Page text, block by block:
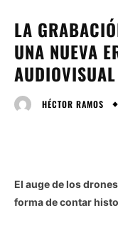
LA
UNA NUEVA
HÉCTOR RAMOS
El auge de los
forma de contar